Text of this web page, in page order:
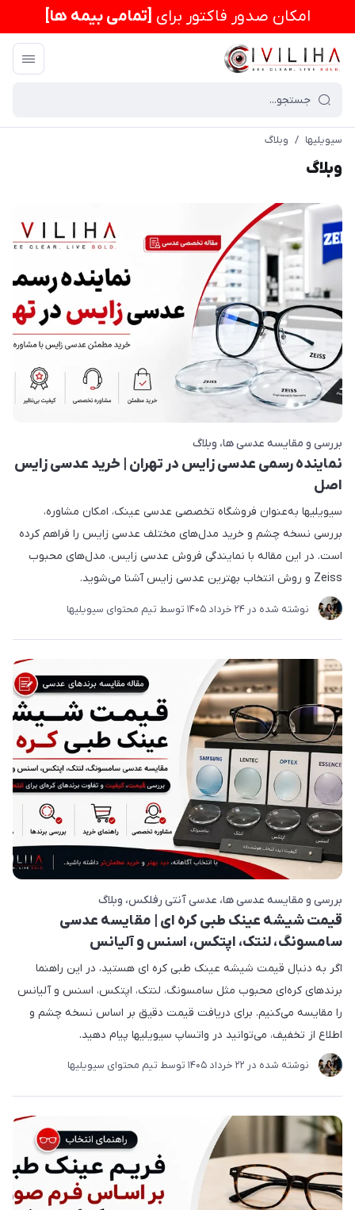
امكان صدور فاکتور برای [تمامی بیمه ها]
سیویلیها / وبلاگ
وبلاگ
بررسی و مقایسه عدسی ها وبلاگ
نماینده رسمی عدسی زایس در تهران | خرید عدسی زایس
اصل
سیویلیها به‌عنوان فروشگاه تخصصی عدسی عینک، امکان مشاوره،
بررسی نسخه چشم و خرید مدل‌های مختلف عدسی زایس را فراهم کرده
است. در این مقاله با نمایندگی فروش عدسی زایس، مدل‌های محبوب
Zeiss و روش انتخاب بهترین عدسی زایس آشنا می‌شوید.
نوشته شده در 24 خرداد 1405 توسط تیم محتوای سیویلیها
بررسی و مقایسه عدسی ها عدسی آنتی رفلکس وبلاگ
قیمت شیشه عینک طبی کره ای | مقایسه عدسی
سامسونگ، لنتک، اپتکس، اسنس و آلیانس
اگر به دنبال قیمت شیشه عینک طبی کره ای هستید، در این راهنما
برندهای کره‌ای محبوب مثل سامسونگ، لنتک، اپتکس، اسنس و آلیانس
را مقایسه می‌کنیم. برای دریافت قیمت دقیق بر اساس نسخه چشم و
اطلاع از تخفیف، می‌توانید در واتساپ سیویلیها پیام دهید.
نوشته شده در 22 خرداد 1405 توسط تیم محتوای سیویلیها